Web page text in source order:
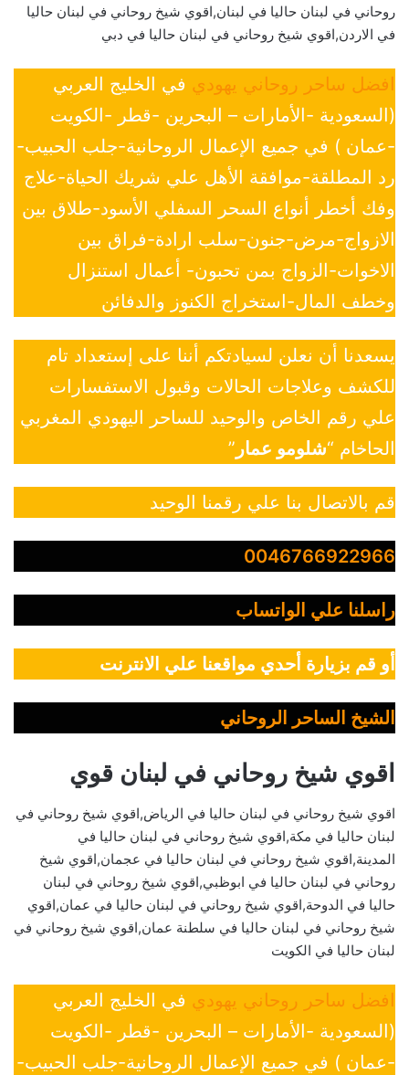
روحاني في لبنان حاليا في لبنان,اقوي شيخ روحاني في لبنان حاليا
في الاردن,اقوي شيخ روحاني في لبنان حاليا في دبي
افضل ساحر روحاني يهودي في الخليج العربي
(السعودية -الأمارات – البحرين -قطر -الكويت
-عمان ) في جميع الإعمال الروحانية-جلب الحبيب-
رد المطلقة-موافقة الأهل علي شريك الحياة-علاج
وفك أخطر أنواع السحر السفلي الأسود-طلاق بين
الازواج-مرض-جنون-سلب ارادة-فراق بين
الاخوات-الزواج بمن تحبون- أعمال استنزال
وخطف المال-استخراج الكنوز والدفائن
يسعدنا أن نعلن لسيادتكم أننا على إستعداد تام
للكشف وعلاجات الحالات وقبول الاستفسارات
علي رقم الخاص والوحيد للساحر اليهودي المغربي
الحاخام “شلومو عمار ”
قم بالاتصال بنا علي رقمنا الوحيد
0046766922966
راسلنا علي الواتساب
أو قم بزيارة أحدي مواقعنا علي الانترنت
الشيخ الساحر الروحاني
اقوي شيخ روحاني في لبنان قوي
اقوي شيخ روحاني في لبنان حاليا في الرياض,اقوي شيخ روحاني في
لبنان حاليا في مكة,اقوي شيخ روحاني في لبنان حاليا في
المدينة,اقوي شيخ روحاني في لبنان حاليا في عجمان,اقوي شيخ
روحاني في لبنان حاليا في ابوظبي,اقوي شيخ روحاني في لبنان
حاليا في الدوحة,اقوي شيخ روحاني في لبنان حاليا في عمان,اقوي
شيخ روحاني في لبنان حاليا في سلطنة عمان,اقوي شيخ روحاني في
لبنان حاليا في الكويت
افضل ساحر روحاني يهودي في الخليج العربي
(السعودية -الأمارات – البحرين -قطر -الكويت
-عمان ) في جميع الإعمال الروحانية-جلب الحبيب-